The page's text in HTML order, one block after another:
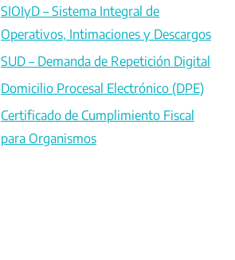
SIOIyD – Sistema Integral de
Operativos, Intimaciones y Descargos
SUD – Demanda de Repetición Digital
Domicilio Procesal Electrónico (DPE)
Certificado de Cumplimiento Fiscal
para Organismos